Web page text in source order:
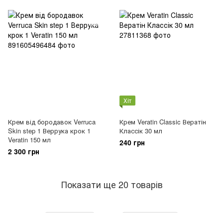
Крем від бородавок Verruca
Skin step 1 Веррука крок 1
Veratin 150 мл
2 300 грн
Хіт
Крем Veratin Classic Вератін
Классік 30 мл
240 грн
Показати ще 20 товарів